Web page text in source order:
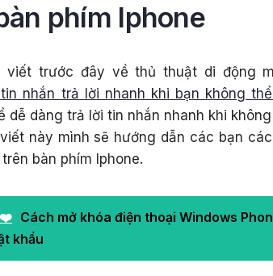
phím Iphone
viết trước đây về thủ thuật di động
nhắn trả lời nhanh khi bạn không
dễ dàng trả lời tin nhắn nhanh khi
này mình sẽ hướng dẫn các bạn
bàn phím Iphone.
❤️ Cách mở khóa điện thoại Windows
khẩu